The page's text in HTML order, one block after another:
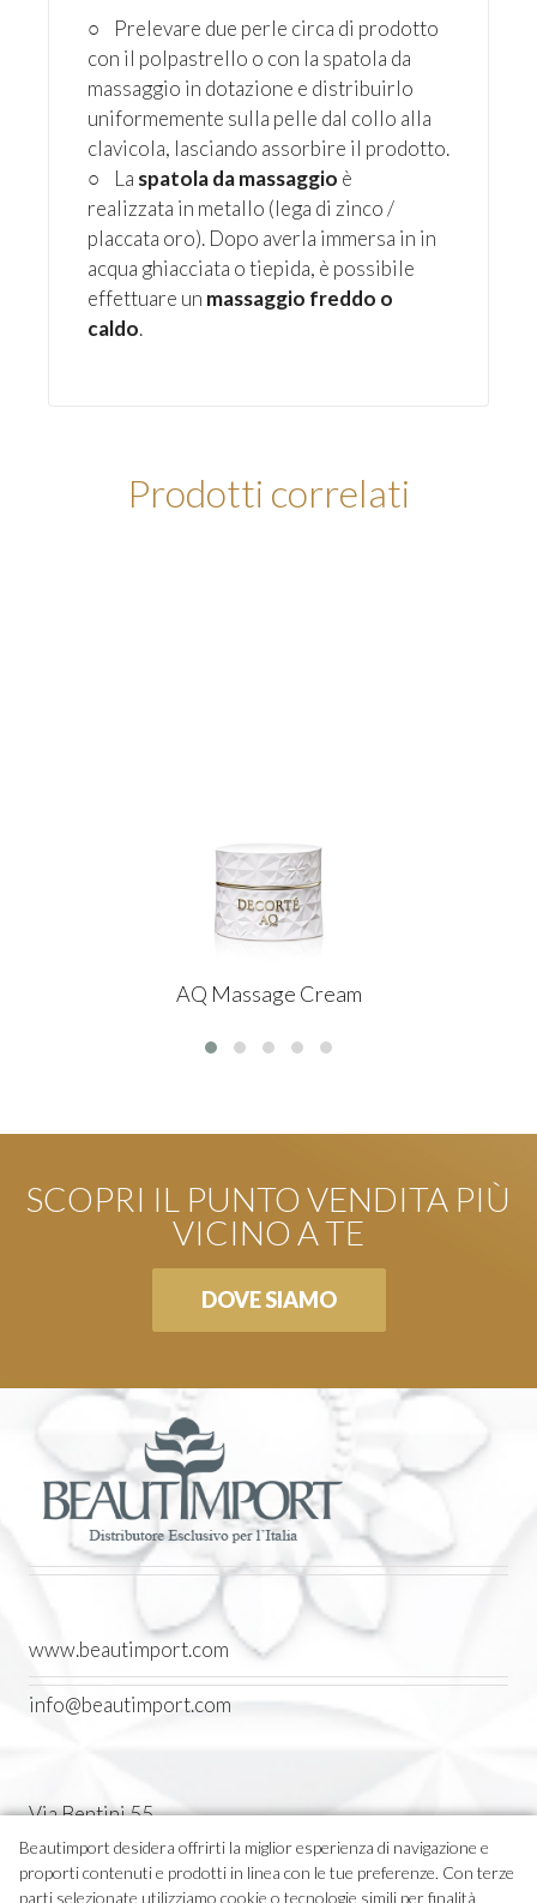
○ Prelevare due perle circa di prodotto
con il polpastrello o con la spatola da
massaggio in dotazione e distribuirlo
uniformemente sulla pelle dal collo alla
clavicola, lasciando assorbire il prodotto.
○ La spatola da massaggio è
realizzata in metallo (lega di zinco /
placcata oro). Dopo averla immersa in in
acqua ghiacciata o tiepida, è possibile
effettuare un massaggio freddo o
caldo.
Prodotti correlati
AQ Massage Cream
SCOPRI IL PUNTO VENDITA PIÙ
VICINO A TE
DOVE SIAMO
www.beautimport.com
info@beautimport.com
Via Bentini 55
Castel Maggiore (BO) Italia
Beautimport desidera offrirti la miglior esperienza di navigazione e
proporti contenuti e prodotti in linea con le tue preferenze. Con terze
parti selezionate utilizziamo cookie o tecnologie simili per finalità